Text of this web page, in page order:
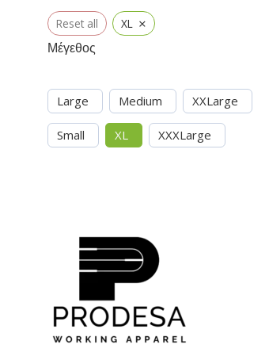
Reset all XL ×
Μέγεθος
Large Medium XXLarge
Small XL XXXLarge